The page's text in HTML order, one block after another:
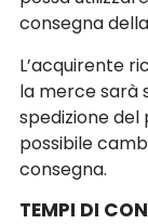
consegna
L’acquirente
la merce sarà
spedizione del
possibile
consegna.
TEMPI DI